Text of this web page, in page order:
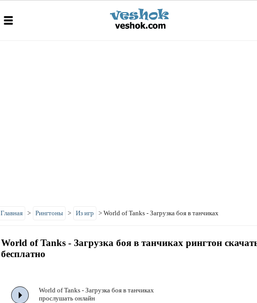
Главная > Рингтоны > Из игр > World of Tanks - Загрузка боя в танчиках
World of Tanks - Загрузка боя в танчиках рингтон
бесплатно
World of Tanks - Загрузка боя в танчиках
прослушать онлайн